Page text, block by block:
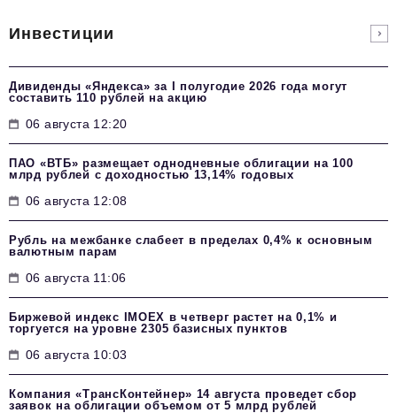
Инвестиции
Дивиденды «Яндекса» за I полугодие 2026 года могут
составить 110 рублей на акцию
06 августа 12:20
ПАО «ВТБ» размещает однодневные облигации на 100
млрд рублей с доходностью 13,14% годовых
06 августа 12:08
Рубль на межбанке слабеет в пределах 0,4% к основным
валютным парам
06 августа 11:06
Биржевой индекс IMOEX в четверг растет на 0,1% и
торгуется на уровне 2305 базисных пунктов
06 августа 10:03
Компания «ТрансКонтейнер» 14 августа проведет сбор
заявок на облигации объемом от 5 млрд рублей